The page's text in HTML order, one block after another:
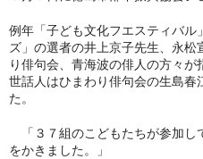
今月みつけた俳句
イベント案内
俳句道場
「徳島文学賞」募集中
例年「子ども文化フエスティバル
ズ」の選者の井上京子先生、永
り俳句会、青海波の俳人の方々が
世話人はひまわり俳句会の生島春
た。
「３７組のこどもたちが参加し
をかきました。」